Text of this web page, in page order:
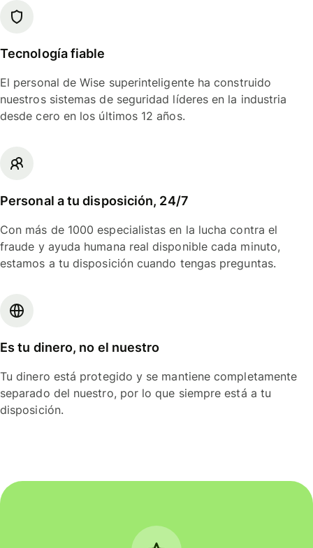
Tecnología fiable
El personal de Wise superinteligente ha construido
nuestros sistemas de seguridad líderes en la industria
desde cero en los últimos 12 años.
Personal a tu disposición, 24/7
Con más de 1000 especialistas en la lucha contra el
fraude y ayuda humana real disponible cada minuto,
estamos a tu disposición cuando tengas preguntas.
Es tu dinero, no el nuestro
Tu dinero está protegido y se mantiene completamente
separado del nuestro, por lo que siempre está a tu
disposición.